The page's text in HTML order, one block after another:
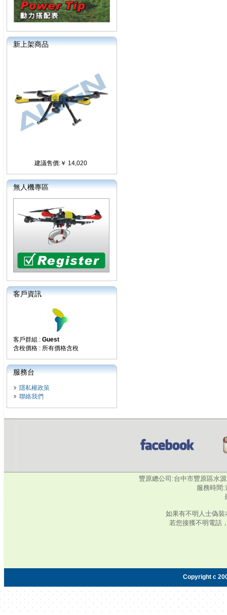
新上架商品
建議售價:￥ 14,020
無人機專區
客戶資訊
客戶群組 : Guest
含稅價格 : 所有價格含稅
服務台
隱私權政策
聯絡我們
豐原總公司:台中市豐原區水
服務時間:
如果有不明人士偽
若您接獲不明電話
Copyright c